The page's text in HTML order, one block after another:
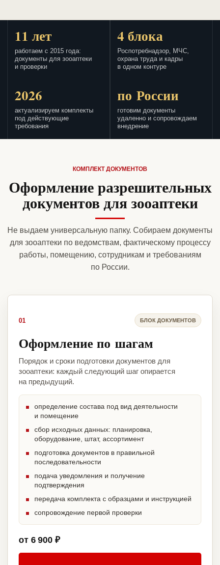
11 лет
работаем с 2015 года:
документы для зооаптеки
и проверки
4 блока
Роспотребнадзор, МЧС,
охрана труда и кадры
в одном контуре
2026
актуализируем комплекты
под действующие
требования
по России
готовим документы
удаленно и сопровождаем
внедрение
КОМПЛЕКТ ДОКУМЕНТОВ
Оформление разрешительных
документов для зооаптеки
Не выдаем универсальную папку. Собираем документы
для зооаптеки по ведомствам, фактическому процессу
работы, помещению, сотрудникам и требованиям
по России.
01 БЛОК ДОКУМЕНТОВ
Оформление по шагам
Порядок и сроки подготовки документов для
зооаптеки: каждый следующий шаг опирается
на предыдущий.
определение состава под вид деятельности
и помещение
сбор исходных данных: планировка,
оборудование, штат, ассортимент
подготовка документов в правильной
последовательности
подача уведомления и получение
подтверждения
передача комплекта с образцами и инструкцией
сопровождение первой проверки
от 6 900 ₽